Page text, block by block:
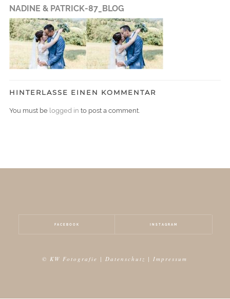
NADINE & PATRICK-87_BLOG
HINTERLASSE EINEN KOMMENTAR
You must be logged in to post a comment.
FACEBOOK INSTAGRAM
© KW Fotografie |Datenschutz |Impressum